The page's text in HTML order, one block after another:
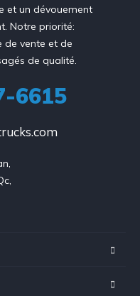
et un dévouement
Notre priorité:
de vente et de
de qualité.
6615